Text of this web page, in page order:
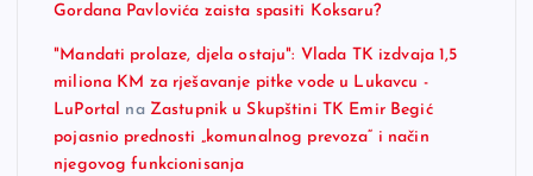
Gordana Pavlovića zaista spasiti Koksaru?
"Mandati prolaze, djela ostaju": Vlada TK izdvaja 1,5
miliona KM za rješavanje pitke vode u Lukavcu -
LuPortal na Zastupnik u Skupštini TK Emir Begić
pojasnio prednosti „komunalnog prevoza“ i način
njegovog funkcionisanja